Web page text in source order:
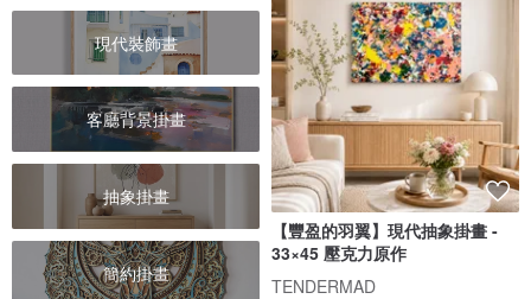
現代裝飾畫
客廳背景掛畫
抽象掛畫
簡約掛畫
【豐盈的羽翼】現代抽象掛畫 -
33×45 壓克力原作
TENDERMAD